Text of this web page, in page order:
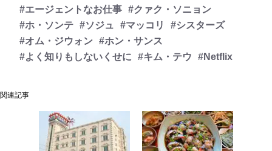
#エージェントなお仕事 #クァク・ソニョン
#ホ・ソンテ #ソジュ #マッコリ
#シスターズ
#オム・ジウォン #ホン・サンス
#よく知りもしないくせに
#キム・テウ #Netflix
関連記事